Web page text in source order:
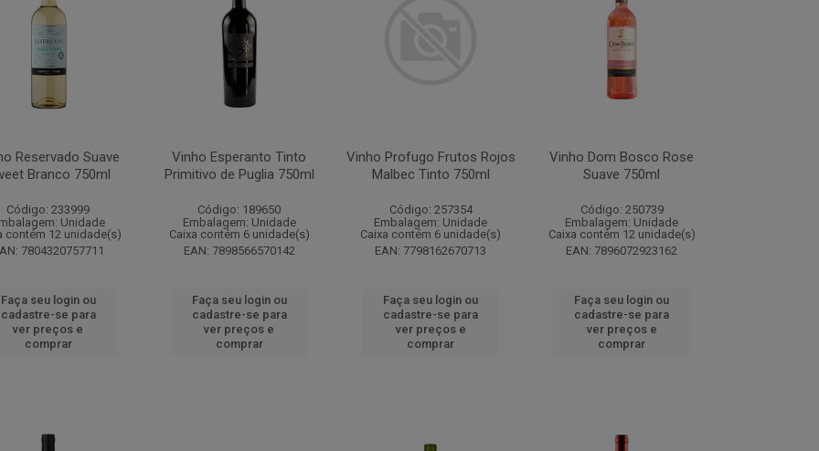
Reservado Suave
Branco 750ml
Código: 233999
Unidade
contém 12 unidade(s)
7804320757711
Faça seu login ou
cadastre-se para
ver preços e
comprar
Vinho Esperanto Tinto
Primitivo de Puglia 750ml
Código: 189650
Embalagem: Unidade
Caixa contém 6 unidade(s)
EAN: 7898566570142
Faça seu login ou
cadastre-se para
ver preços e
comprar
Vinho Profugo Frutos Rojos
Malbec Tinto 750ml
Código: 257354
Embalagem: Unidade
Caixa contém 6 unidade(s)
EAN: 7798162670713
Faça seu login ou
cadastre-se para
ver preços e
comprar
Vinho Dom Bosco Rose
Suave 750ml
Código: 250739
Embalagem: Unidade
Caixa contém 12 unidade(s)
EAN: 7896072923162
Faça seu login ou
cadastre-se para
ver preços e
comprar